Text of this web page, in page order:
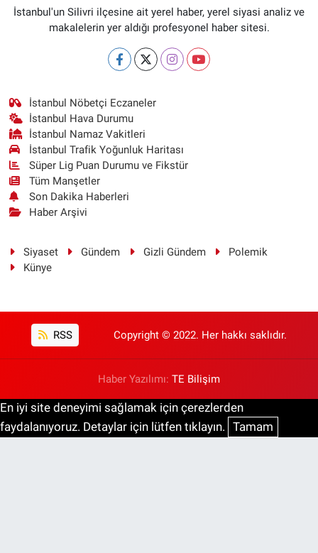
İstanbul'un Silivri ilçesine ait yerel haber, yerel siyasi analiz ve
makalelerin yer aldığı profesyonel haber sitesi.
İstanbul Nöbetçi Eczaneler
İstanbul Hava Durumu
İstanbul Namaz Vakitleri
İstanbul Trafik Yoğunluk Haritası
Süper Lig Puan Durumu ve Fikstür
Tüm Manşetler
Son Dakika Haberleri
Haber Arşivi
Siyaset Gündem Gizli Gündem
Polemik
Künye
RSS Copyright © 2022. Her hakkı saklıdır.
Haber Yazılımı: TE Bilişim
En iyi site deneyimi sağlamak için çerezlerden
faydalanıyoruz. Detaylar için lütfen tıklayın. Tamam